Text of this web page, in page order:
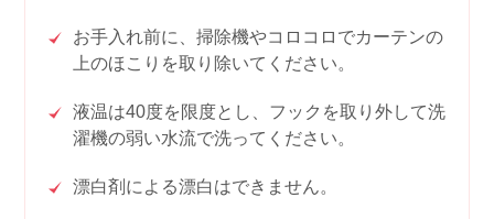
お手入れ前に、掃除機やコロコロでカーテンの
上のほこりを取り除いてください。
液温は40度を限度とし、フックを取り外して洗
濯機の弱い水流で洗ってください。
漂白剤による漂白はできません。